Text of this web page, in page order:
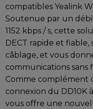
compatibles Yealink
Soutenue par un
1152 kbps / s, cette
DECT rapide et fiable,
câblage, et vous
communications
Comme complément
connexion du DD10K
vous offre une